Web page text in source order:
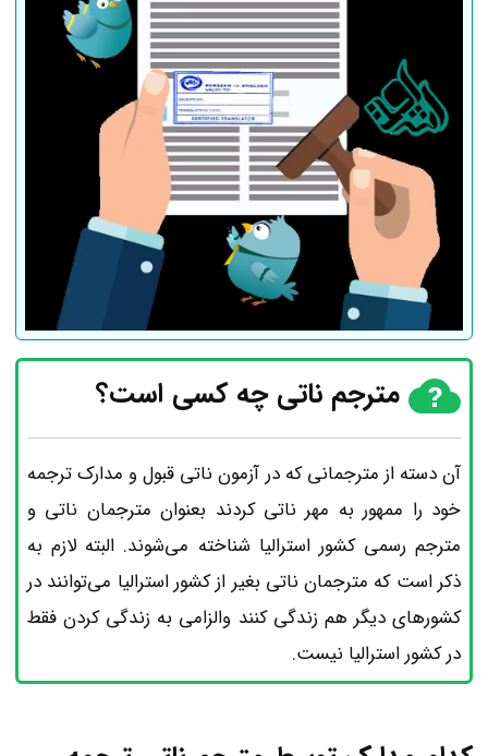
مترجم ناتی چه کسی است؟
آن دسته از مترجمانی که در آزمون ناتی قبول و مدارک ترجمه
خود را ممهور به مهر ناتی کردند بعنوان مترجمان ناتی و
مترجم رسمی کشور استرالیا شناخته می‌شوند. البته لازم به
ذکر است که مترجمان ناتی بغیر از کشور استرالیا می‌توانند در
کشورهای دیگر هم زندگی کنند والزامی به زندگی کردن فقط
در کشور استرالیا نیست.